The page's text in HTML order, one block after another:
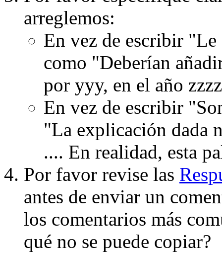
arreglemos:
En vez de escribir
como "Deberían
por yyy, en el año
En vez de escribir
"La explicación dada
.... En realidad, esta
Por favor revise las
antes de enviar un
los comentarios más
qué no se puede copiar?